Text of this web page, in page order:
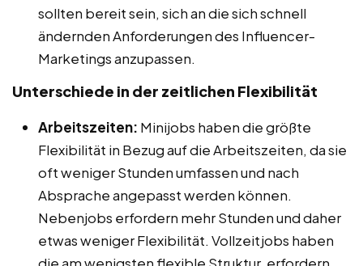
sollten bereit sein, sich an die sich schnell
ändernden Anforderungen des Influencer-
Marketings anzupassen.
Unterschiede in der zeitlichen Flexibilität
Arbeitszeiten: Minijobs haben die größte
Flexibilität in Bezug auf die Arbeitszeiten, da sie
oft weniger Stunden umfassen und nach
Absprache angepasst werden können.
Nebenjobs erfordern mehr Stunden und daher
etwas weniger Flexibilität. Vollzeitjobs haben